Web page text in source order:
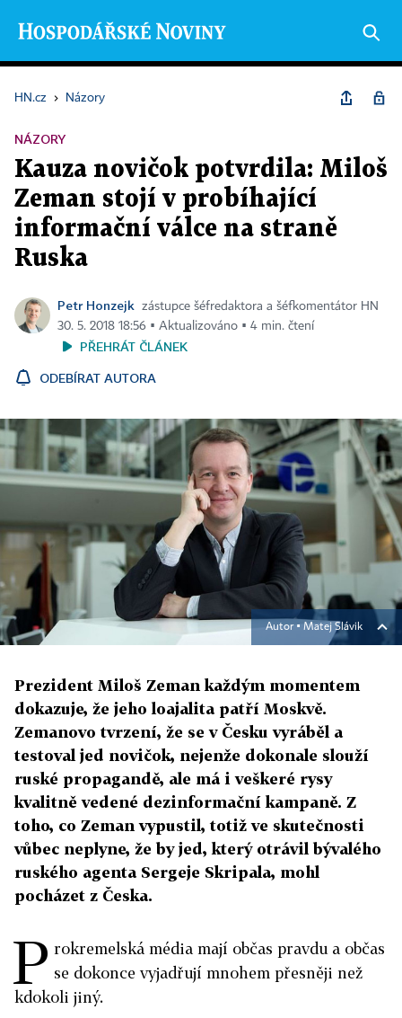
HN.cz › Názory
NÁZORY
Kauza novičok potvrdila: Miloš
Zeman stojí v probíhající
informační válce na straně
Ruska
Petr Honzejk
zástupce šéfredaktora a šéfkomentátor HN
30. 5. 2018 18:56 ▪ Aktualizováno ▪ 4 min. čtení
PŘEHRÁT ČLÁNEK
ODEBÍRAT AUTORA
Autor ▪ Matej Slávik
Prezident Miloš Zeman každým momentem
dokazuje, že jeho loajalita patří Moskvě.
Zemanovo tvrzení, že se v Česku vyráběl a
testoval jed novičok, nejenže dokonale slouží
ruské propagandě, ale má i veškeré rysy
kvalitně vedené dezinformační kampaně. Z
toho, co Zeman vypustil, totiž ve skutečnosti
vůbec neplyne, že by jed, který otrávil bývalého
ruského agenta Sergeje Skripala, mohl
pocházet z Česka.
P rokremelská média mají občas pravdu a občas
se dokonce vyjadřují mnohem přesněji než
kdokoli jiný.